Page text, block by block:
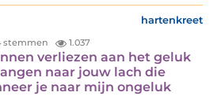
hartenkreet
stemmen 1.037
verliezen aan het geluk
naar jouw lach die
je naar mijn ongeluk